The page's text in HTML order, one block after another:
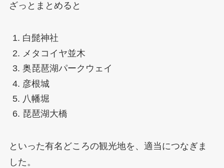
ざっとまとめると
白髭神社
メタコイヤ並木
奥琵琶湖パークウェイ
彦根城
八幡堀
琵琶湖大橋
といった有名どころの観光地を、適当につなぎま
した。